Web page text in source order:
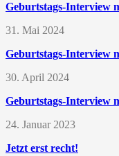
Geburtstags-Interview
31. Mai 2024
Geburtstags-Interview
30. April 2024
Geburtstags-Interview
24. Januar 2023
Jetzt erst recht!